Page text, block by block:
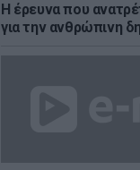
Η έρευνα που
για την ανθρώπινη